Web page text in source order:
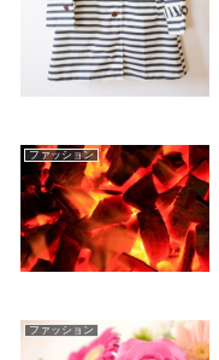
ファッション
ファッション